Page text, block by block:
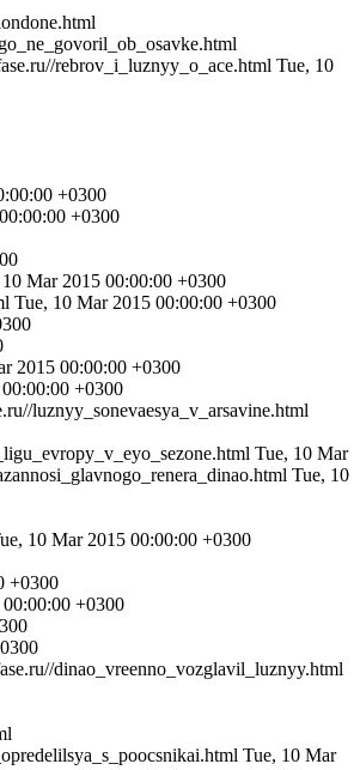
rebrov_i_luznyy_o_ace.html Tue, 10
+0300
+0300
Mar 2015 00:00:00 +0300
Tue, 10 Mar 2015 00:00:00 +0300
2015 00:00:00 +0300
+0300
luznyy_sonevaesya_v_arsavine.html
Tue, 10 Mar
Tue, 10
10 Mar 2015 00:00:00 +0300
+0300
+0300
dinao_vreenno_vozglavil_luznyy.html
Tue, 10 Mar